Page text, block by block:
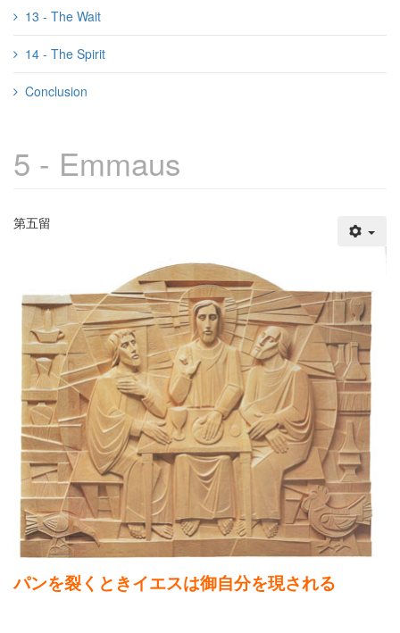
13 - The Wait
14 - The Spirit
Conclusion
5 - Emmaus
第五留
パンを裂くときイエスは御自分を現される